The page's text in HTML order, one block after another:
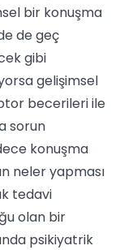
bir konuşma
de geç
gibi
gelişimsel
becerileri ile
sorun
konuşma
neler yapması
tedavi
olan bir
psikiyatrik